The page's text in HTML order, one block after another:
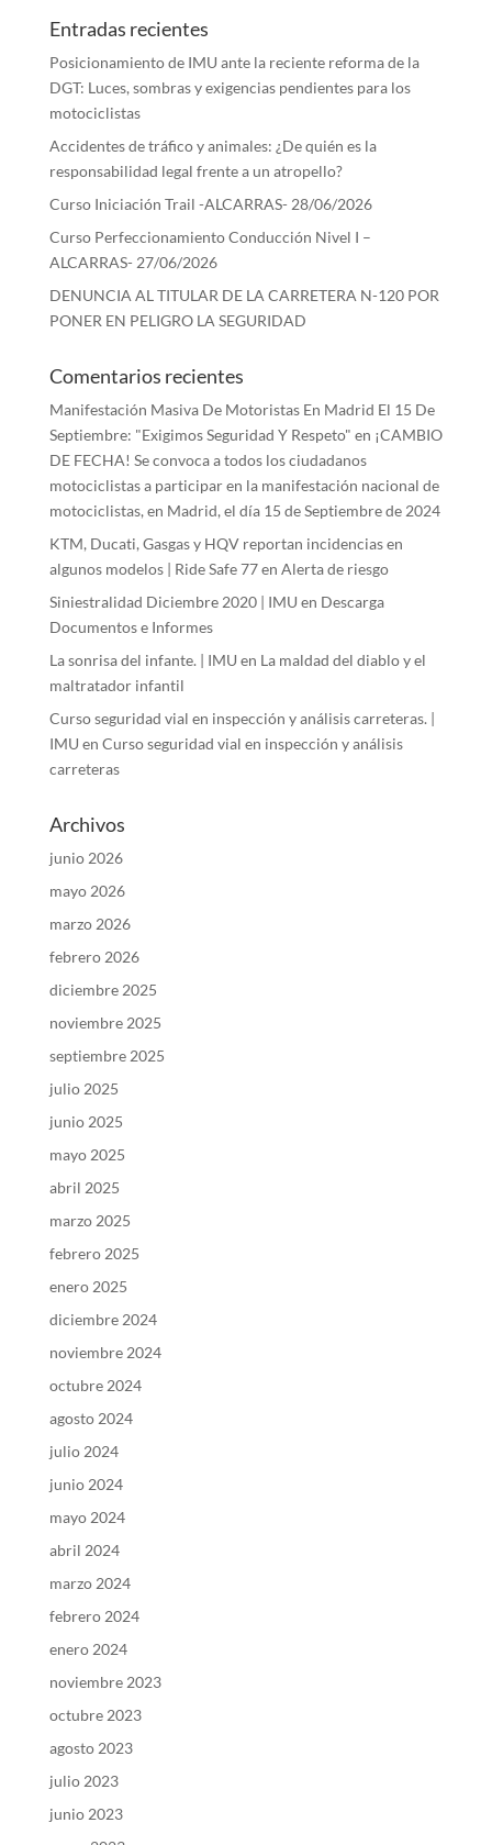
Entradas recientes
Posicionamiento de IMU ante la reciente reforma de la
DGT: Luces, sombras y exigencias pendientes para los
motociclistas
Accidentes de tráfico y animales: ¿De quién es la
responsabilidad legal frente a un atropello?
Curso Iniciación Trail -ALCARRAS- 28/06/2026
Curso Perfeccionamiento Conducción Nivel I –
ALCARRAS- 27/06/2026
DENUNCIA AL TITULAR DE LA CARRETERA N-120 POR
PONER EN PELIGRO LA SEGURIDAD
Comentarios recientes
Manifestación Masiva De Motoristas En Madrid El 15 De
Septiembre: "Exigimos Seguridad Y Respeto" en ¡CAMBIO
DE FECHA! Se convoca a todos los ciudadanos
motociclistas a participar en la manifestación nacional de
motociclistas, en Madrid, el día 15 de Septiembre de 2024
KTM, Ducati, Gasgas y HQV reportan incidencias en
algunos modelos | Ride Safe 77en Alerta de riesgo
Siniestralidad Diciembre 2020 | IMU en Descarga
Documentos e Informes
La sonrisa del infante. | IMU en La maldad del diablo y el
maltratador infantil
Curso seguridad vial en inspección y análisis carreteras. |
IMU en Curso seguridad vial en inspección y análisis
carreteras
Archivos
junio 2026
mayo 2026
marzo 2026
febrero 2026
diciembre 2025
noviembre 2025
septiembre 2025
julio 2025
junio 2025
mayo 2025
abril 2025
marzo 2025
febrero 2025
enero 2025
diciembre 2024
noviembre 2024
octubre 2024
agosto 2024
julio 2024
junio 2024
mayo 2024
abril 2024
marzo 2024
febrero 2024
enero 2024
noviembre 2023
octubre 2023
agosto 2023
julio 2023
junio 2023